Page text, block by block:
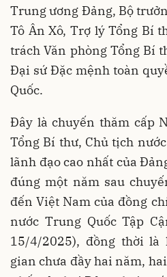
Trung ương Đảng, Bộ
Tô Ân Xô, Trợ lý Tổng Bí
trách Văn phòng Tổng Bí
Đại sứ Đặc mệnh toàn
Quốc.
Đây là chuyến thăm cấp
Tổng Bí thư, Chủ tịch
lãnh đạo cao nhất của
đúng một năm sau
đến Việt Nam của đồng
nước Trung Quốc Tập
15/4/2025), đồng thời
gian chưa đầy hai năm,